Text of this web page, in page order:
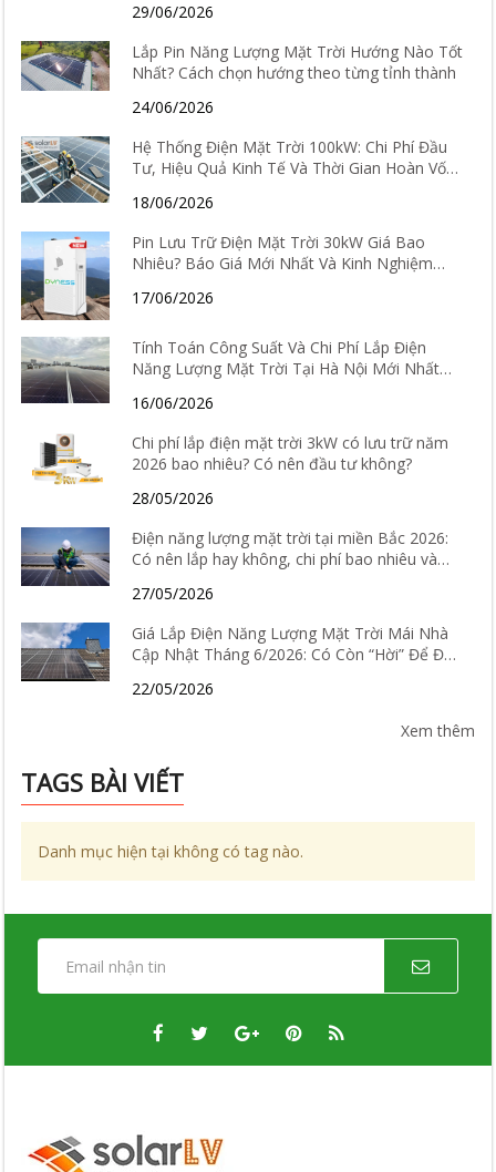
29/06/2026
Lắp Pin Năng Lượng Mặt Trời Hướng Nào Tốt
Nhất? Cách chọn hướng theo từng tỉnh thành
24/06/2026
Hệ Thống Điện Mặt Trời 100kW: Chi Phí Đầu
Tư, Hiệu Quả Kinh Tế Và Thời Gian Hoàn Vốn
18/06/2026
Pin Lưu Trữ Điện Mặt Trời 30kW Giá Bao
Nhiêu? Báo Giá Mới Nhất Và Kinh Nghiệm
17/06/2026
Tính Toán Công Suất Và Chi Phí Lắp Điện
Năng Lượng Mặt Trời Tại Hà Nội Mới Nhất
16/06/2026
Chi phí lắp điện mặt trời 3kW có lưu trữ năm
2026 bao nhiêu? Có nên đầu tư không?
28/05/2026
Điện năng lượng mặt trời tại miền Bắc 2026:
Có nên lắp hay không, chi phí bao nhiêu và
27/05/2026
Giá Lắp Điện Năng Lượng Mặt Trời Mái Nhà
Cập Nhật Tháng 6/2026: Có Còn “Hời” Để Đầu
22/05/2026
Xem thêm
TAGS BÀI VIẾT
Danh mục hiện tại không có tag nào.